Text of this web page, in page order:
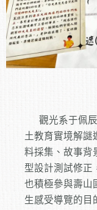
觀光系于佩
土教育實境解謎
料採集、故事背
型設計測試修正
也積極參與壽山
生感受導覽的目